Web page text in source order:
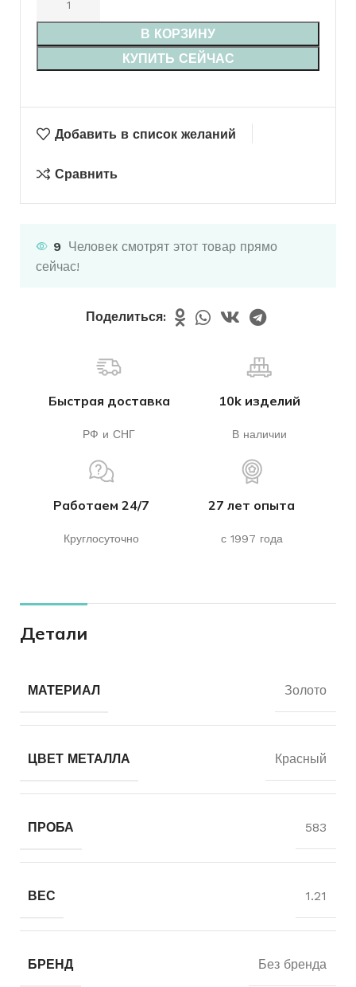
В КОРЗИНУ
КУПИТЬ СЕЙЧАС
Добавить в список желаний
Сравнить
9 Человек смотрят этот товар прямо
сейчас!
Поделиться:
Быстрая доставка
РФ и СНГ
10k изделий
В наличии
Работаем 24/7
Круглосуточно
27 лет опыта
с 1997 года
Детали
МАТЕРИАЛ Золото
ЦВЕТ МЕТАЛЛА Красный
ПРОБА 583
ВЕС 1.21
БРЕНД Без бренда